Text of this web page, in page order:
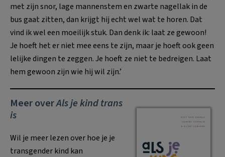
met zijn snor, lage mannenstem en zwarte nagellak in de
bus gaat zitten, dan krijgt hij echt wel wat te horen. Dat
vind ik wel een moeilijk stuk. Dan denk ik: laat ze gewoon!
Je hoeft het er niet mee eens te zijn, maar je hoeft ook geen
lelijke dingen te zeggen. Je hoeft ze niet te bedreigen. Laat
hem gewoon zijn wie hij wil zijn.’
Meer overAls je kind trans
is
Wil je meer lezen over hoe je je
transgender kind kan